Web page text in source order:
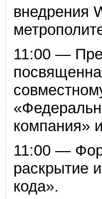
внедрения
11:00 —
компания»
11:00 —
раскрытие
кода».